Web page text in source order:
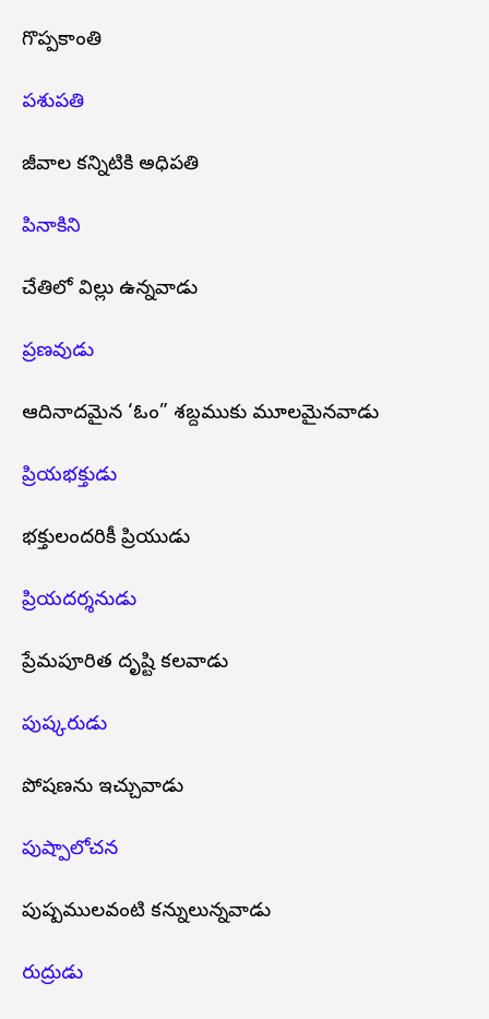
గొప్పకాంతి
పశుపతి
జీవాల కన్నిటికి అధిపతి
పినాకిని
చేతిలో విల్లు ఉన్నవాడు
ప్రణవుడు
ఆదినాదమైన ‘ఓం” శబ్దముకు మూలమైనవాడు
ప్రియభక్తుడు
భక్తులందరికీ ప్రియుడు
ప్రియదర్శనుడు
ప్రేమపూరిత దృష్టి కలవాడు
పుష్కరుడు
పోషణను ఇచ్చువాడు
పుష్పాలోచన
పుష్పములవంటి కన్నులున్నవాడు
రుద్రుడు